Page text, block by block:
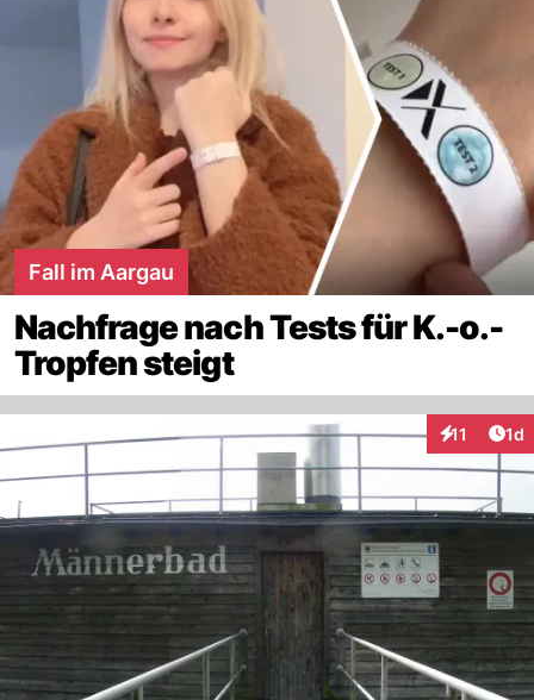
Fall im Aargau
Nachfrage nach Tests für K.-o.-
Tropfen steigt
11 1d